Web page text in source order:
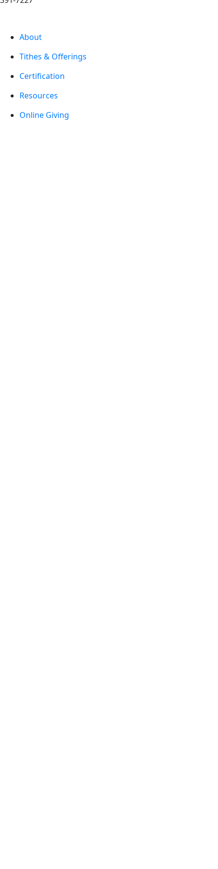
About
Tithes & Offerings
Certification
Resources
Online Giving